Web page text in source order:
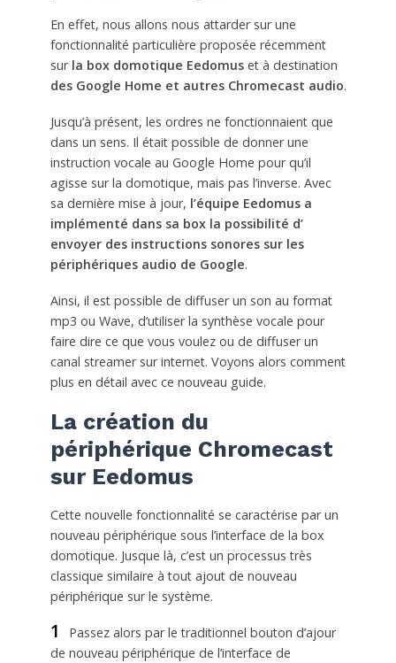
En effet, nous allons nous attarder sur une
fonctionnalité particulière proposée récemment
sur la box domotique Eedomuset à destination
des Google Home et autres Chromecast audio.
Jusqu’à présent, les ordres ne fonctionnaient que
dans un sens. Il était possible de donner une
instruction vocale au Google Home pour qu’il
agisse sur la domotique, mais pas l’inverse. Avec
sa dernière mise à jour, l’équipe Eedomus a
implémenté dans sa box la possibilité d’
envoyer des instructions sonores sur les
périphériques audio de Google.
Ainsi, il est possible de diffuser un son au format
mp3 ou Wave, d’utiliser la synthèse vocale pour
faire dire ce que vous voulez ou de diffuser un
canal streamer sur internet. Voyons alors comment
plus en détail avec ce nouveau guide.
La création du
périphérique Chromecast
sur Eedomus
Cette nouvelle fonctionnalité se caractérise par un
nouveau périphérique sous l’interface de la box
domotique. Jusque là, c’est un processus très
classique similaire à tout ajout de nouveau
périphérique sur le système.
1
Passez alors par le traditionnel bouton d’ajour
de nouveau périphérique de l’interface de